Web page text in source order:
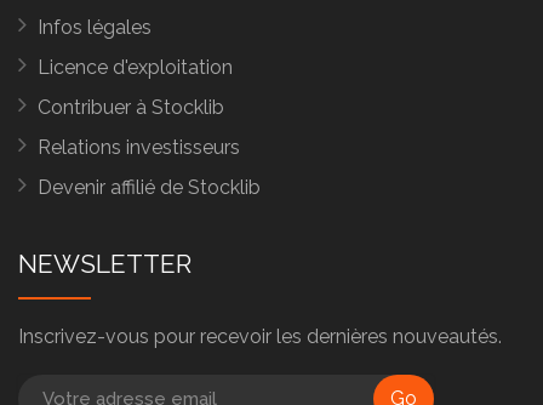
Infos légales
Licence d'exploitation
Contribuer à Stocklib
Relations investisseurs
Devenir affilié de Stocklib
NEWSLETTER
Inscrivez-vous pour recevoir les dernières nouveautés.
Go